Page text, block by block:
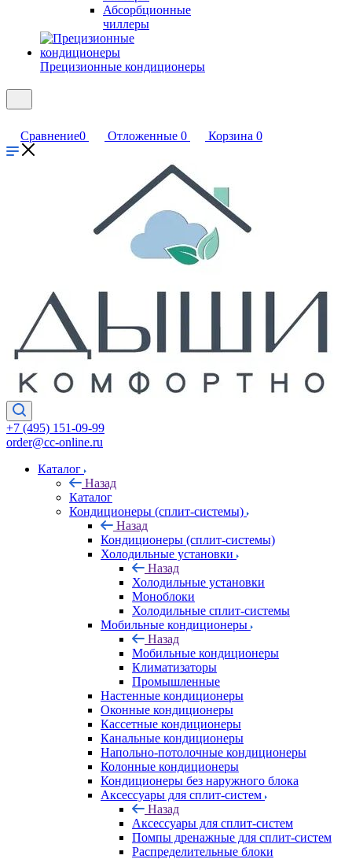
Абсорбционные
чиллеры
Прецизионные кондиционеры
Сравнение0 Отложенные 0 Корзина 0
+7 (495) 151-09-99
order@cc-online.ru
Каталог
Назад
Каталог
Кондиционеры (сплит-системы)
Назад
Кондиционеры (сплит-системы)
Холодильные установки
Назад
Холодильные установки
Моноблоки
Холодильные сплит-системы
Мобильные кондиционеры
Назад
Мобильные кондиционеры
Климатизаторы
Промышленные
Настенные кондиционеры
Оконные кондиционеры
Кассетные кондиционеры
Канальные кондиционеры
Напольно-потолочные кондиционеры
Колонные кондиционеры
Кондиционеры без наружного блока
Аксессуары для сплит-систем
Назад
Аксессуары для сплит-систем
Помпы дренажные для сплит-систем
Распределительные блоки